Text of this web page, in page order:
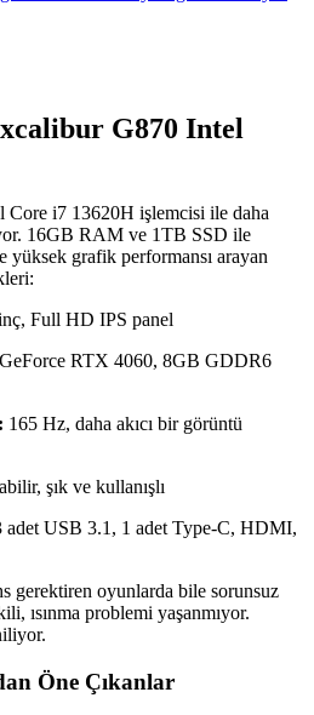
G870 Intel
Core i7 13620H işlemcisi ile daha
16GB RAM ve 1TB SSD ile
yüksek grafik performansı arayan
Full HD IPS panel
RTX 4060, 8GB GDDR6
165 Hz, daha akıcı bir görüntü
şık ve kullanışlı
adet USB 3.1, 1 adet Type-C, HDMI,
gerektiren oyunlarda bile sorunsuz
ısınma problemi yaşanmıyor.
Öne Çıkanlar